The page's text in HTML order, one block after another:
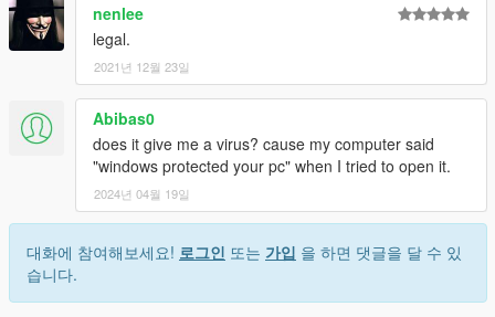
nenlee
legal.
2021년 12월 23일
Abibas0
does it give me a virus? cause my computer said
"windows protected your pc" when I tried to open it.
2024년 04월 19일
대화에 참여해보세요! 로그인 또는 가입 을 하면 댓글을 달 수 있
습니다.